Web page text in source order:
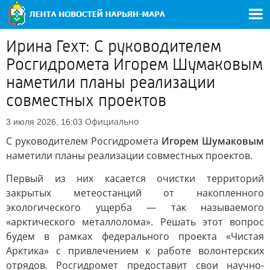
Ирина Гехт: С руководителем
Росгидромета Игорем Шумаковым
наметили планы реализации
совместных проектов
3 июля 2026, 16:03 Официально
С руководителем Росгидромета Игорем Шумаковым
наметили планы реализации совместных проектов.
Первый из них касается очистки территорий
закрытых метеостанций от накопленного
экологического ущерба — так называемого
«арктического металлолома». Решать этот вопрос
будем в рамках федерального проекта «Чистая
Арктика» с привлечением к работе волонтерских
отрядов. Росгидромет предоставит свои научно-